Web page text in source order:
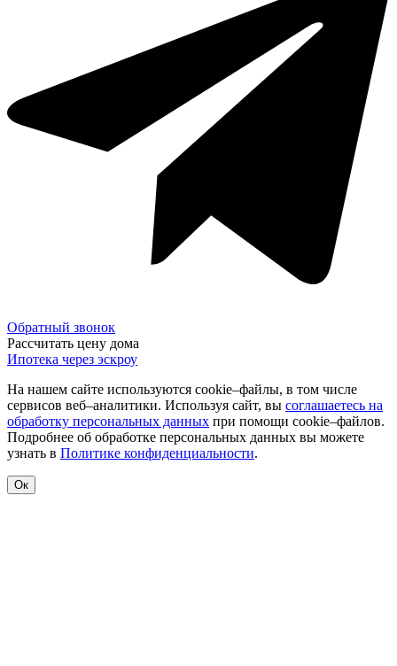
Обратный звонок
Рассчитать цену дома
Ипотека через эскроу
На нашем сайте используются cookie–файлы, в том числе
сервисов веб–аналитики. Используя сайт, вы соглашаетесь на
обработку персональных данных при помощи cookie–файлов.
Подробнее об обработке персональных данных вы можете
узнать в Политике конфиденциальности.
Ок